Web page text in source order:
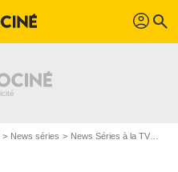
profil search
News séries News Séries à la TV